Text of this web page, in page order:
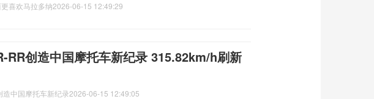
喜欢马拉多纳2026-06-15 12:49:29
RR创造中国摩托车新纪录 315.82km/h刷新
中国摩托车新纪录2026-06-15 12:49:05